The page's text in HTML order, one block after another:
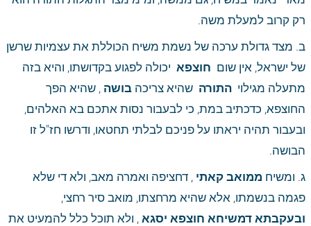
רק קרוב למעלת משה.
של ישראל, אין שום חוצפא
מתעלה מגילוי התורה שהיא צריכה בושה
הבושה.
ג. ומשיח ממואב קאתי
פגמה בנשמתו, אלא שהיא מרחצתו, מואב סיר רחצי,
ובעקבתא דמשיחא חוצפא יסגא